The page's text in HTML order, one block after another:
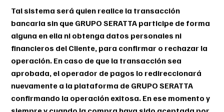
Tal sistema será quien realice la transacción
bancaria sin que GRUPO SERATTA participe de forma
alguna en ella ni obtenga datos personales ni
financieros del Cliente, para confirmar o rechazar la
operación. En caso de que la transacción sea
aprobada, el operador de pagos lo redireccionará
nuevamente a la plataforma de GRUPO SERATTA
confirmando la operación exitosa. En ese momento y